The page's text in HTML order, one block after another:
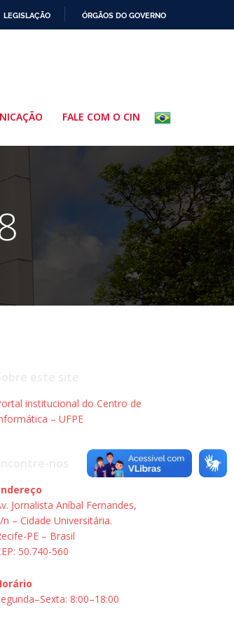
LEGISLAÇÃO ÓRGÃOS DO GOVERNO
FALE COM O CIN
institucional do Centro de
– UFPE
Jornalista Aníbal Fernandes,
n – Cidade Universitária.
PE – Brasil
50.740-560
8:00–18:00